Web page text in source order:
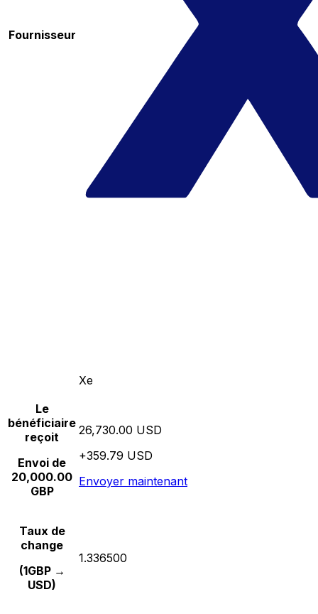
Fournisseur
Xe
Le
bénéficiaire
reçoit
Envoi de
20,000.00
GBP
26,730.00 USD
+359.79 USD
Envoyer maintenant
Taux de
change
(1GBP →
USD)
1.336500